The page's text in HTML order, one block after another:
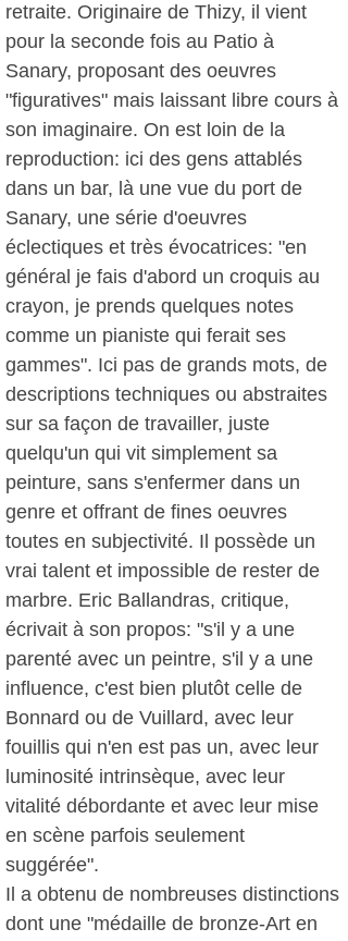
retraite. Originaire de Thizy, il vient
pour la seconde fois au Patio à
Sanary, proposant des oeuvres
"figuratives" mais laissant libre cours à
son imaginaire. On est loin de la
reproduction: ici des gens attablés
dans un bar, là une vue du port de
Sanary, une série d'oeuvres
éclectiques et très évocatrices: "en
général je fais d'abord un croquis au
crayon, je prends quelques notes
comme un pianiste qui ferait ses
gammes". Ici pas de grands mots, de
descriptions techniques ou abstraites
sur sa façon de travailler, juste
quelqu'un qui vit simplement sa
peinture, sans s'enfermer dans un
genre et offrant de fines oeuvres
toutes en subjectivité. Il possède un
vrai talent et impossible de rester de
marbre. Eric Ballandras, critique,
écrivait à son propos: "s'il y a une
parenté avec un peintre, s'il y a une
influence, c'est bien plutôt celle de
Bonnard ou de Vuillard, avec leur
fouillis qui n'en est pas un, avec leur
luminosité intrinsèque, avec leur
vitalité débordante et avec leur mise
en scène parfois seulement
suggérée".
Il a obtenu de nombreuses distinctions
dont une "médaille de bronze-Art en